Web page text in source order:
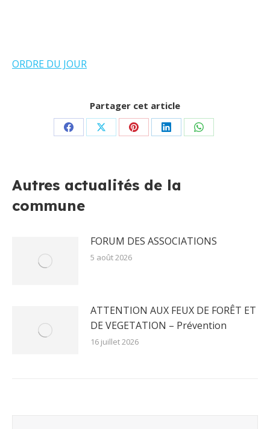
ORDRE DU JOUR
Partager cet article
PartagerPartagerPartagerPartagerPartager
Autres actualités de la
commune
FORUM DES ASSOCIATIONS
5 août 2026
ATTENTION AUX FEUX DE FORÊT ET
DE VEGETATION – Prévention
16 juillet 2026